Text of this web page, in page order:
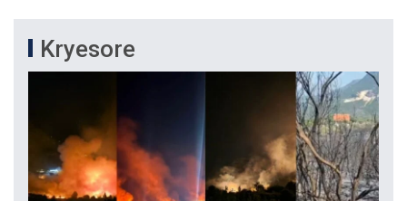
Kryesore